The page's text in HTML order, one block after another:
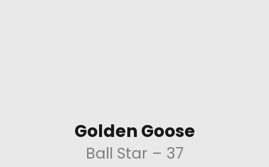
Golden Goose
Ball Star – 37